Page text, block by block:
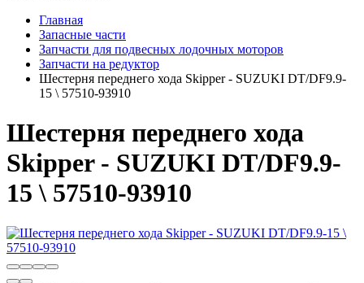
Главная
Запасные части
Запчасти для подвесных лодочных моторов
Запчасти на редуктор
Шестерня переднего хода Skipper - SUZUKI DT/DF9.9-
15 \ 57510-93910
Шестерня переднего хода
Skipper - SUZUKI DT/DF9.9-
15 \ 57510-93910